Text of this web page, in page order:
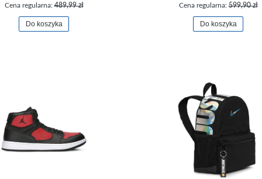
Cena regularna:489,99 zł
Do koszyka
Cena regularna:599,90 zł
Do koszyka